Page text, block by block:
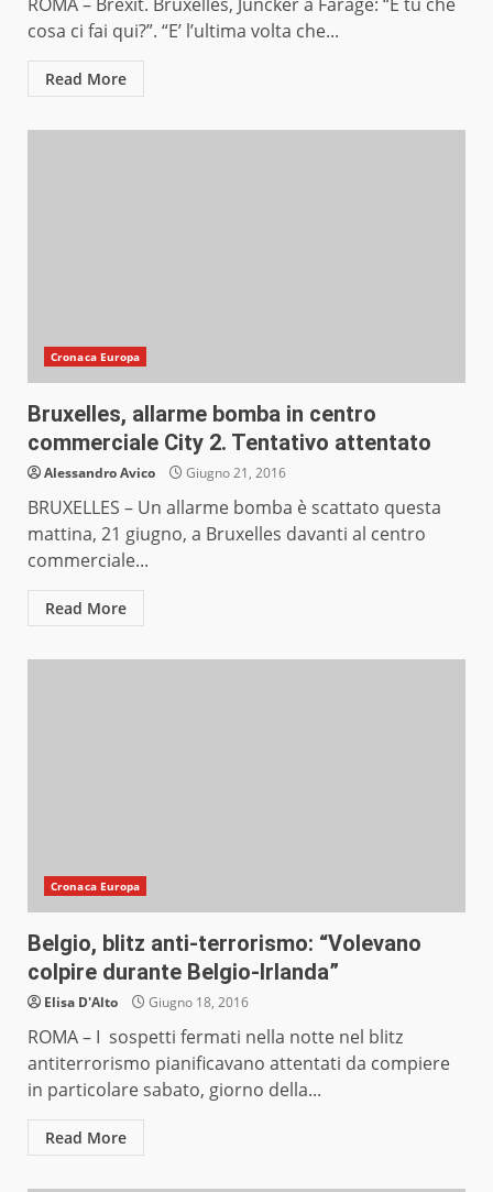
cosa ci fai qui?”. “E’ l’ultima volta che...
Read More
Cronaca Europa
Bruxelles, allarme bomba in centro
commerciale City 2. Tentativo attentato
Alessandro Avico Giugno 21, 2016
BRUXELLES – Un allarme bomba è scattato questa
mattina, 21 giugno, a Bruxelles davanti al centro
commerciale...
Read More
Cronaca Europa
Belgio, blitz anti-terrorismo: “Volevano
colpire durante Belgio-Irlanda”
Elisa D'Alto Giugno 18, 2016
ROMA – I sospetti fermati nella notte nel blitz
antiterrorismo pianificavano attentati da compiere
in particolare sabato, giorno della...
Read More